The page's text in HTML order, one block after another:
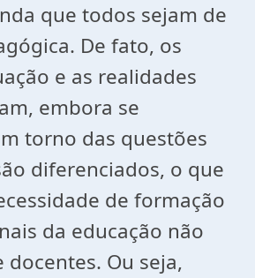
que todos sejam de
De fato, os
e as realidades
embora se
torno das questões
diferenciados, o que
de formação
da educação não
Ou seja,